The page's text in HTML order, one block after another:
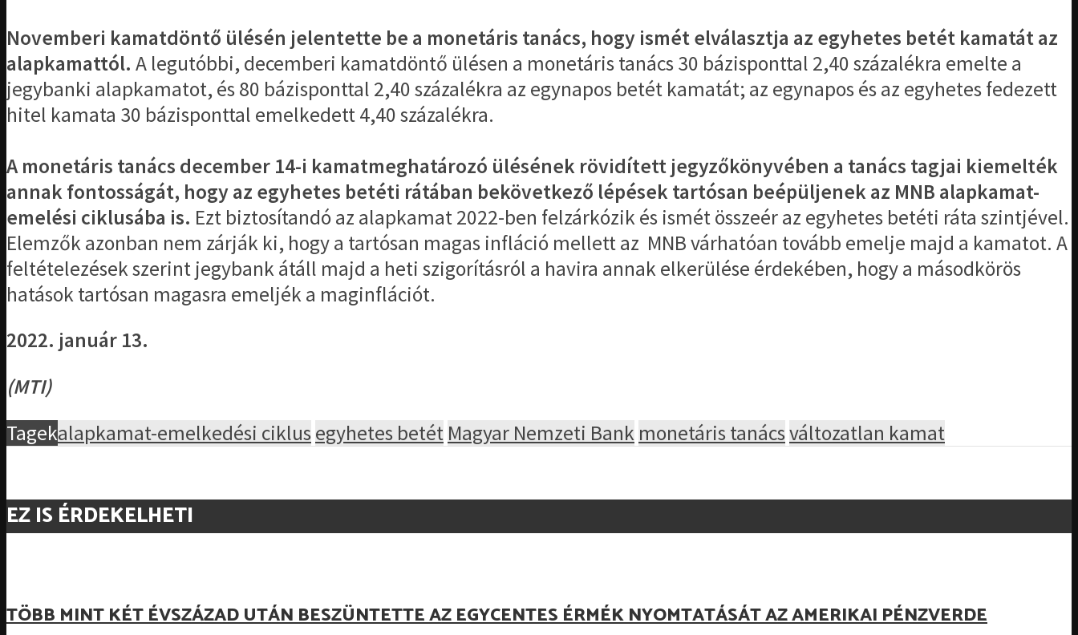
Novemberi kamatdöntő ülésén jelentette be a monetáris tanács, hogy ismét elválasztja az egyhetes betét kamatát az
alapkamattól. A legutóbbi, decemberi kamatdöntő ülésen a monetáris tanács 30 bázisponttal 2,40 százalékra emelte a
jegybanki alapkamatot, és 80 bázisponttal 2,40 százalékra az egynapos betét kamatát; az egynapos és az egyhetes fedezett
hitel kamata 30 bázisponttal emelkedett 4,40 százalékra.
A monetáris tanács december 14-i kamatmeghatározó ülésének rövidített jegyzőkönyvében a tanács tagjai kiemelték
annak fontosságát, hogy az egyhetes betéti rátában bekövetkező lépések tartósan beépüljenek az MNB alapkamat-
emelési ciklusába is. Ezt biztosítandó az alapkamat 2022-ben felzárkózik és ismét összeér az egyhetes betéti ráta szintjével.
Elemzők azonban nem zárják ki, hogy a tartósan magas infláció mellett az MNB várhatóan tovább emelje majd a kamatot. A
feltételezések szerint jegybank átáll majd a heti szigorításról a havira annak elkerülése érdekében, hogy a másodkörös
hatások tartósan magasra emeljék a maginflációt.
2022. január 13.
(MTI)
Tagekalapkamat-emelkedési ciklus egyhetes betét Magyar Nemzeti Bank monetáris tanácsváltozatlan kamat
EZ IS ÉRDEKELHETI
TÖBB MINT KÉT ÉVSZÁZAD UTÁN BESZÜNTETTE AZ EGYCENTES ÉRMÉK NYOMTATÁSÁT AZ AMERIKAI PÉNZVERDE